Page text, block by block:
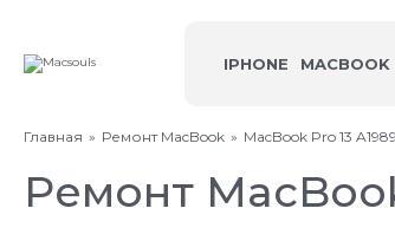
IPHONE MACBOOK
Главная Ремонт MacBook MacBook Pro 13
Ремонт